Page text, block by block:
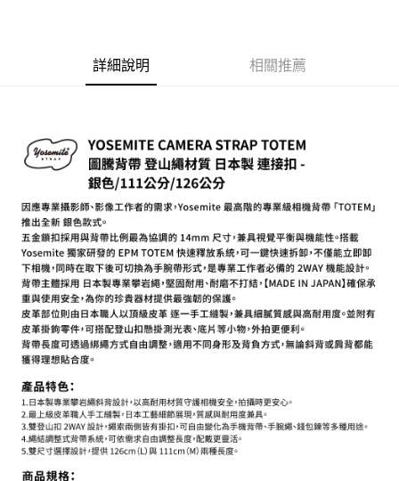
２．便利：只要手機號碼，簡訊認證，即可結帳。
３．安心：先確認商品／服務後，再付款。
【「AFTEE先享後付」結帳流程】
１．於結帳方式選擇「AFTEE先享後付」後，將跳轉至「AFTEE先享後付」
結帳頁面，進行簡訊認證並確認金額後，即可完成結帳。
２．訂單成立數日內，您將收到繳費通知簡訊。
３．收到繳費通知簡訊後14天內，點擊此簡訊中的連結，可透過四大超商／
ATM／網路銀行／等多元方式進行付款，方視為交易完成。
※ 請注意：結帳手續完成當下不需立刻繳費，但若您需要取消訂單，請聯絡
購買商品的店家。未經商家同意取消之訂單仍視為有效，需透過AFTEE先享
後付繳納相關費用。
※ 交易是否成功請以「AFTEE先享後付 」之結帳頁面顯示為準，若有關於
是否繳費成功／繳費後需取消欲退款等相關疑問，請聯繫「AFTEE先享後付
客戶支援中心」
【注意事項】
１．透過由恩沛科技股份有限公司提供之「AFTEE先享後付」服務完成之交
易，需依本服務之必要範圍內提供個人資料，並將交易相關給付款項請求債
權轉讓予恩沛科技股份有限公司。
https://aftee.tw/terms/#terms3
全家取貨付款
每筆NT$60，滿NT$399(含以上)免運費
萊爾富取貨付款
每筆NT$60，滿NT$399(含以上)免運費
7-11取貨付款
每筆NT$60，滿NT$399(含以上)免運費
宅配
每筆NT$75，滿NT$399(含以上)免運費
付款後門市自取
免運費
詳細說明 相關推薦